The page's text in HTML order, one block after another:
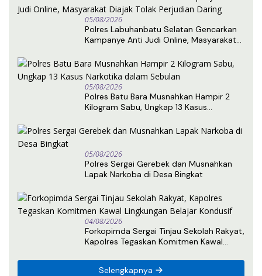
05/08/2026
Polres Labuhanbatu Selatan Gencarkan
Kampanye Anti Judi Online, Masyarakat
05/08/2026
Polres Batu Bara Musnahkan Hampir 2
Kilogram Sabu, Ungkap 13 Kasus
05/08/2026
Polres Sergai Gerebek dan Musnahkan
Lapak Narkoba di Desa Bingkat
04/08/2026
Forkopimda Sergai Tinjau Sekolah Rakyat,
Kapolres Tegaskan Komitmen Kawal
Selengkapnya